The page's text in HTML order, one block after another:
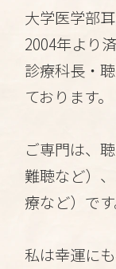
大学医学部
2004年より
診療科長・
ております。
ご専門は、
難聴など）
療など）です
私は幸運に